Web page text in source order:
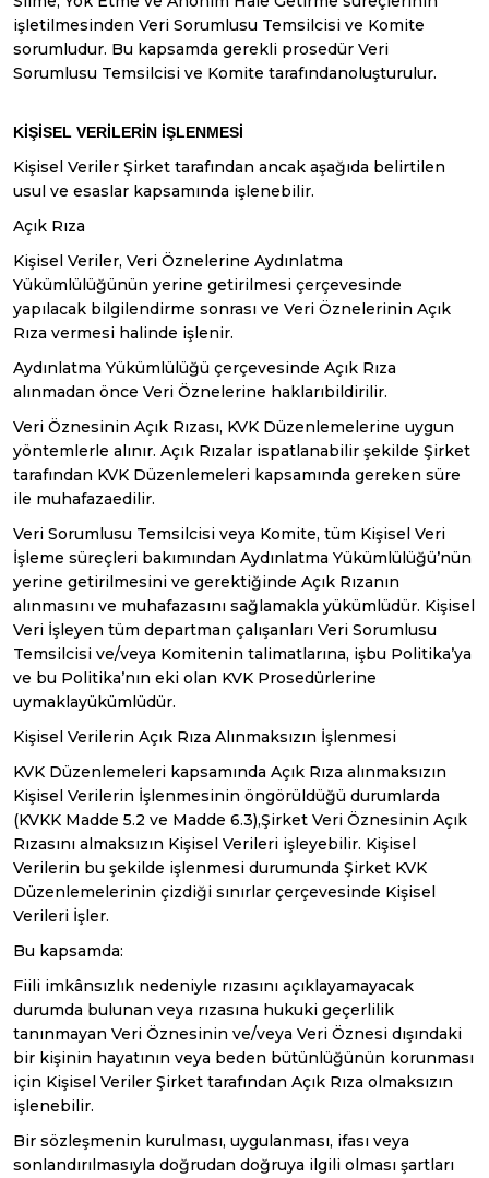
işletilmesinden Veri Sorumlusu Temsilcisi ve Komite
sorumludur. Bu kapsamda gerekli prosedür Veri
Sorumlusu Temsilcisi ve Komite tarafındanoluşturulur.
KİŞİSEL VERİLERİN İŞLENMESİ
Kişisel Veriler Şirket tarafından ancak aşağıda belirtilen
usul ve esaslar kapsamında işlenebilir.
Açık Rıza
Kişisel Veriler, Veri Öznelerine Aydınlatma
Yükümlülüğünün yerine getirilmesi çerçevesinde
yapılacak bilgilendirme sonrası ve Veri Öznelerinin Açık
Rıza vermesi halinde işlenir.
Aydınlatma Yükümlülüğü çerçevesinde Açık Rıza
alınmadan önce Veri Öznelerine haklarıbildirilir.
Veri Öznesinin Açık Rızası, KVK Düzenlemelerine uygun
yöntemlerle alınır. Açık Rızalar ispatlanabilir şekilde Şirket
tarafından KVK Düzenlemeleri kapsamında gereken süre
ile muhafazaedilir.
Veri Sorumlusu Temsilcisi veya Komite, tüm Kişisel Veri
İşleme süreçleri bakımından Aydınlatma Yükümlülüğü’nün
yerine getirilmesini ve gerektiğinde Açık Rızanın
alınmasını ve muhafazasını sağlamakla yükümlüdür. Kişisel
Veri İşleyen tüm departman çalışanları Veri Sorumlusu
Temsilcisi ve/veya Komitenin talimatlarına, işbu Politika’ya
ve bu Politika’nın eki olan KVK Prosedürlerine
uymaklayükümlüdür.
Kişisel Verilerin Açık Rıza Alınmaksızın İşlenmesi
KVK Düzenlemeleri kapsamında Açık Rıza alınmaksızın
Kişisel Verilerin İşlenmesinin öngörüldüğü durumlarda
(KVKK Madde 5.2 ve Madde 6.3),Şirket Veri Öznesinin Açık
Rızasını almaksızın Kişisel Verileri işleyebilir. Kişisel
Verilerin bu şekilde işlenmesi durumunda Şirket KVK
Düzenlemelerinin çizdiği sınırlar çerçevesinde Kişisel
Verileri İşler.
Bu kapsamda:
Fiili imkânsızlık nedeniyle rızasını açıklayamayacak
durumda bulunan veya rızasına hukuki geçerlilik
tanınmayan Veri Öznesinin ve/veya Veri Öznesi dışındaki
bir kişinin hayatının veya beden bütünlüğünün korunması
için Kişisel Veriler Şirket tarafından Açık Rıza olmaksızın
işlenebilir.
Bir sözleşmenin kurulması, uygulanması, ifası veya
sonlandırılmasıyla doğrudan doğruya ilgili olması şartları